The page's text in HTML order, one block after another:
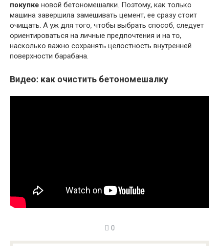
покупке новой бетономешалки. Поэтому, как только
машина завершила замешивать цемент, ее сразу стоит
очищать. А уж для того, чтобы выбрать способ, следует
ориентироваться на личные предпочтения и на то,
насколько важно сохранять целостность внутренней
поверхности барабана.
Видео: как очистить бетономешалку
0